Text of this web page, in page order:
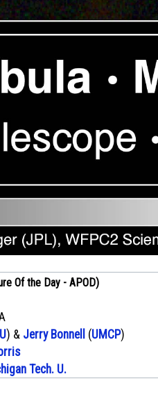
Of the Day - APOD)
) & Jerry Bonnell (UMCP)
Tech. U.